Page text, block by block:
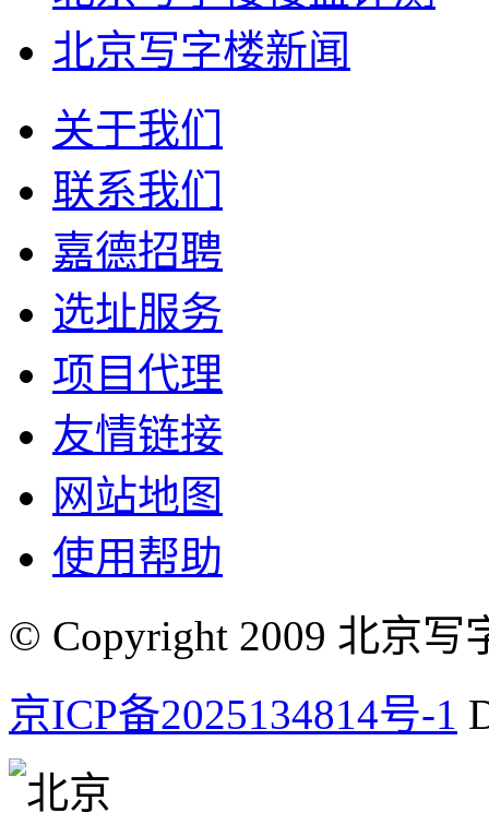
北京写字楼新闻
关于我们
联系我们
嘉德招聘
选址服务
项目代理
友情链接
网站地图
使用帮助
© Copyright 2009 北京写
京ICP备2025134814号-1